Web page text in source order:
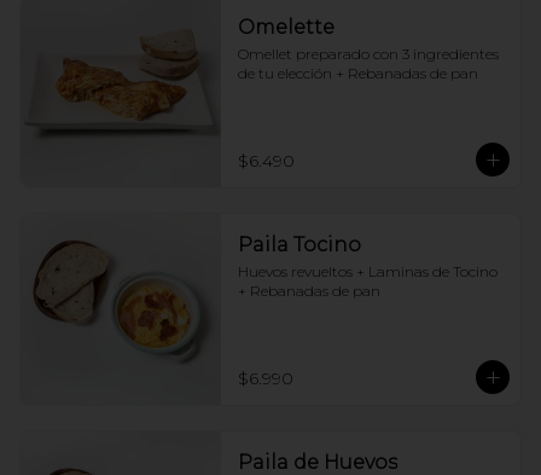
Omelette
Omellet preparado con 3 ingredientes
de tu elección + Rebanadas de pan
$6.490
Paila Tocino
Huevos revueltos + Laminas de Tocino
+ Rebanadas de pan
$6.990
Paila de Huevos